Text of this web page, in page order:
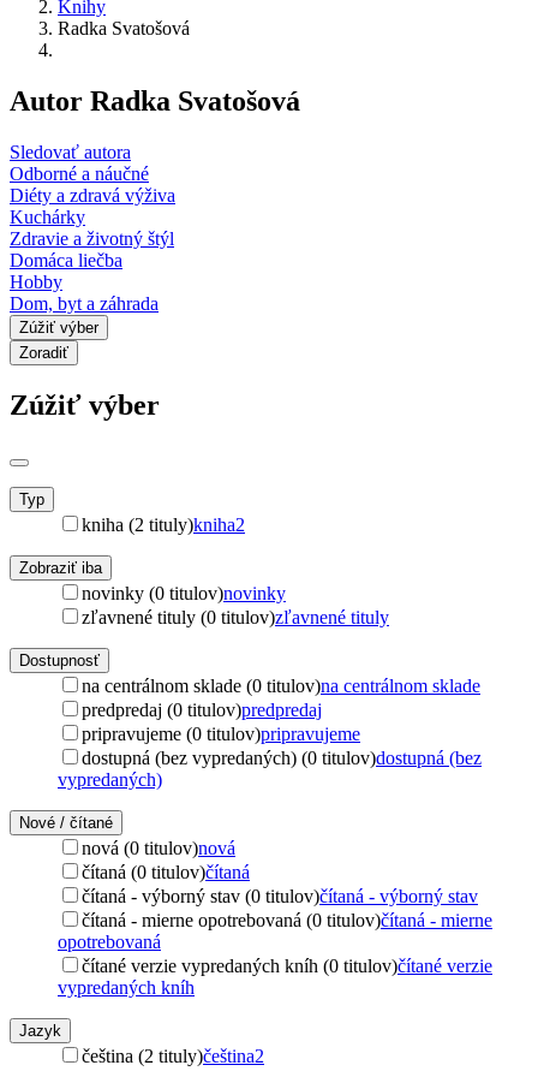
Knihy
Radka Svatošová
Autor Radka Svatošová
Sledovať autora
Odborné a náučné
Diéty a zdravá výživa
Kuchárky
Zdravie a životný štýl
Domáca liečba
Hobby
Dom, byt a záhrada
Zúžiť výber
Zoradiť
Zúžiť výber
Typ
kniha (2 tituly)kniha2
Zobraziť iba
novinky (0 titulov)novinky
zľavnené tituly (0 titulov)zľavnené tituly
Dostupnosť
na centrálnom sklade (0 titulov)na centrálnom sklade
predpredaj (0 titulov)predpredaj
pripravujeme (0 titulov)pripravujeme
dostupná (bez vypredaných) (0 titulov)dostupná (bez
vypredaných)
Nové / čítané
nová (0 titulov)nová
čítaná (0 titulov)čítaná
čítaná - výborný stav (0 titulov)čítaná - výborný stav
čítaná - mierne opotrebovaná (0 titulov)čítaná - mierne
opotrebovaná
čítané verzie vypredaných kníh (0 titulov)čítané verzie
vypredaných kníh
Jazyk
čeština (2 tituly)čeština2